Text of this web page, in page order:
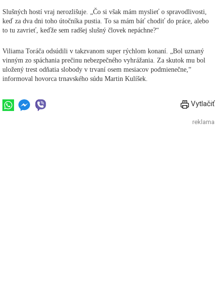
Slušných hostí vraj nerozlišuje. „Čo si však mám myslieť o spravodlivosti,
keď za dva dni toho útočníka pustia. To sa mám báť chodiť do práce, alebo
to tu zavrieť, keďže sem radšej slušný človek nepáchne?“
Viliama Toráča odsúdili v takzvanom super rýchlom konaní. „Bol uznaný
vinným zo spáchania prečinu nebezpečného vyhrážania. Za skutok mu bol
uložený trest odňatia slobody v trvaní osem mesiacov podmienečne,“
informoval hovorca trnavského súdu Martin Kulíšek.
Vytlačiť
reklama